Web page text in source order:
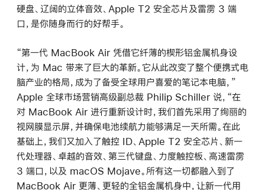
硬盘、辽阔的立体音效、Apple T2 安全芯片及雷雳 3 端
口，是你随身而行的好帮手。
“第一代 MacBook Air 凭借它纤薄的楔形铝金属机身设
计，为 Mac 带来了巨大的革新。它从此改变了整个便携式电
脑产业的格局，成为了备受全球用户喜爱的笔记本电脑，”
Apple 全球市场营销高级副总裁 Philip Schiller 说，“在
对 MacBook Air 进行重新设计时，我们首先采用了绚丽的
视网膜显示屏，并确保电池续航力能够满足一天所需。在此
基础上，我们又加入了触控 ID、Apple T2 安全芯片、新一
代处理器、卓越的音效、第三代键盘、力度触控板、高速雷雳
3 端口，以及 macOS Mojave。所有这一切都融入到了
MacBook Air 更薄、更轻的全铝金属机身中，让新一代用